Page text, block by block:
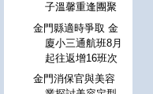
子溫馨重逢團聚
金門縣適時爭取 金
廈小三通航班8月
起往返增16班次
金門消保官與美容